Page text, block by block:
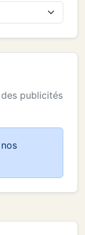
publicités